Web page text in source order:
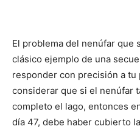
El problema del nenúfar que
clásico ejemplo de una
responder con precisión a tu
considerar que si el nenúfar
completo el lago, entonces
día 47, debe haber cubierto